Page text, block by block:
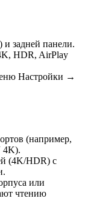
и задней панели.
HDR, AirPlay
Настройки →
(например,
4K).
(4K/HDR) с
или
чтению